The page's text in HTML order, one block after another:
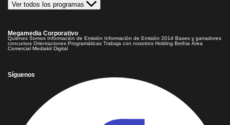
Ver todos los programas
Megamedia Corporativo
Quienes Somos Información de Emisión Información de Emisión 2014 Bases y ganadores
concursos Orientaciones Programáticas Trabaja con nosotros Holding Bethia Área
Comercial Mediakit Digital
Síguenos